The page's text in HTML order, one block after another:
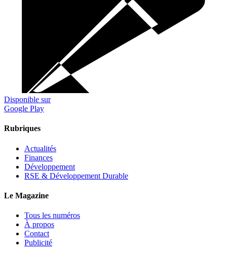
Disponible sur
Google Play
Rubriques
Actualités
Finances
Développement
RSE & Développement Durable
Le Magazine
Tous les numéros
À propos
Contact
Publicité